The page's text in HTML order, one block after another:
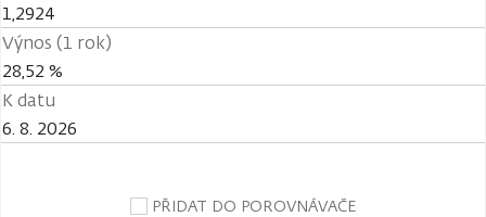
1,2924
Výnos (1 rok)
28,52 %
K datu
6. 8. 2026
PŘIDAT DO POROVNÁVAČE